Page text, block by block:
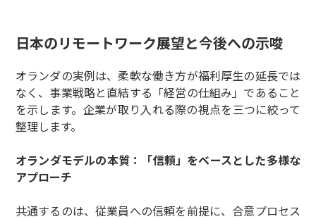
日本のリモートワーク展望と今後への示唆
オランダの実例は、柔軟な働き方が福利厚生の延長では
なく、事業戦略と直結する「経営の仕組み」であること
を示します。企業が取り入れる際の視点を三つに絞って
整理します。
オランダモデルの本質：「信頼」をベースとした多様な
アプローチ
共通するのは、従業員への信頼を前提に、合意プロセス